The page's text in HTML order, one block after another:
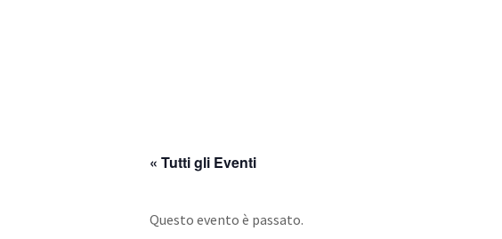
« Tutti gli Eventi
Questo evento è passato.